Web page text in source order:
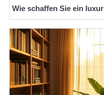
Wie schaffen Sie ein